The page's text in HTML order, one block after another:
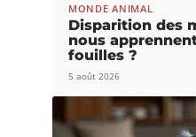
MONDE ANIMAL
Disparition des
nous
fouilles ?
5 août 2026